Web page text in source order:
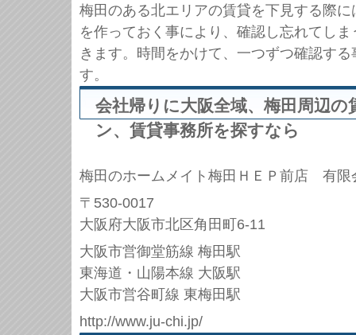
梅田のある北エリアの賃貸を下見する際
を作っておく事により、確認し忘れてし
きます。時間をかけて、一つずつ確認す
す。
会社帰りに大阪全域、梅田周辺の
ン、賃貸事務所を探すなら
梅田のホームメイト梅田ＨＥＰ前店 有限
〒530-0017
大阪府大阪市北区角田町6-11
大阪市営御堂筋線 梅田駅
東海道・山陽本線 大阪駅
大阪市営谷町線 東梅田駅
http://www.ju-chi.jp/